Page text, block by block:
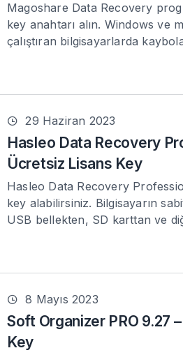
Magoshare Data Recovery
key anahtarı alın. Windows ve
çalıştıran bilgisayarlarda
29 Haziran 2023
Hasleo Data Recovery
Ücretsiz Lisans Key
Hasleo Data Recovery
key alabilirsiniz. Bilgisayarın
USB bellekten, SD karttan ve
8 Mayıs 2023
Soft Organizer PRO 9.27
Key